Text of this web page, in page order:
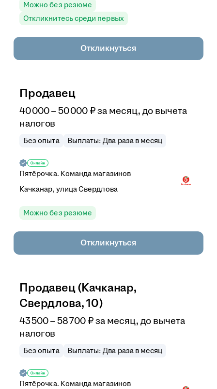
Можно без резюме
Откликнитесь среди первых
Откликнуться
Продавец
40 000–50 000 ₽ за месяц, до вычета
налогов
Без опыта Выплаты: Два раза в месяц
Пятёрочка. Команда магазинов
Качканар, улица Свердлова
Можно без резюме
Откликнуться
Продавец (Качканар,
Свердлова, 10)
43 500–58 700 ₽ за месяц, до вычета
налогов
Без опыта Выплаты: Два раза в месяц
Пятёрочка. Команда магазинов